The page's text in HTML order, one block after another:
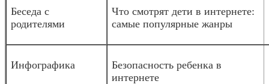
Беседа с
родителями
Что смотрят дети в интернете:
самые популярные жанры
Инфографика
Безопасность ребенка в
интернете